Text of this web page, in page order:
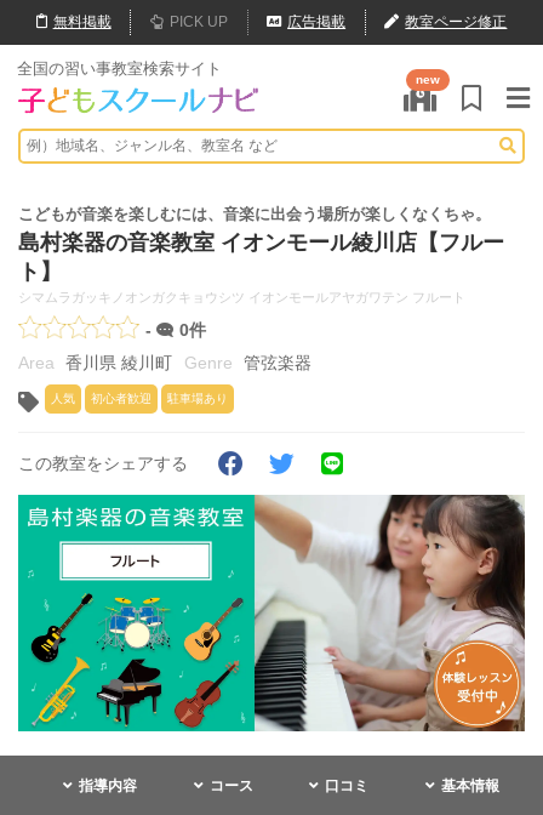
無料掲載 PICK UP 広告掲載 教室ページ修正
全国の習い事教室検索サイト
new
こどもが音楽を楽しむには、音楽に出会う場所が楽しくなくちゃ。
島村楽器の音楽教室 イオンモール綾川店【フルー
ト】
シマムラガッキノオンガクキョウシツ イオンモールアヤガワテン フルート
-
0件
香川県 綾川町
管弦楽器
人気 初心者歓迎 駐車場あり
この教室をシェアする
指導内容 コース 口コミ 基本情報